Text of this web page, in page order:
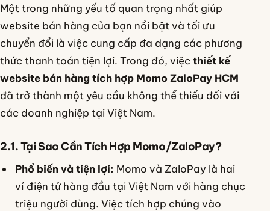
Một trong những yếu tố quan trọng nhất giúp
website bán hàng của bạn nổi bật và tối ưu
chuyển đổi là việc cung cấp đa dạng các phương
thức thanh toán tiện lợi. Trong đó, việcthiết kế
website bán hàng tích hợp Momo ZaloPay HCM
đã trở thành một yêu cầu không thể thiếu đối với
các doanh nghiệp tại Việt Nam.
2.1. Tại Sao Cần Tích Hợp Momo/ZaloPay?
Phổ biến và tiện lợi: Momo và ZaloPay là hai
ví điện tử hàng đầu tại Việt Nam với hàng chục
triệu người dùng. Việc tích hợp chúng vào